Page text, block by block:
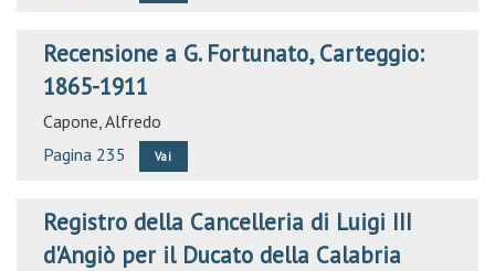
Recensione a G. Fortunato, Carteggio:
1865-1911
Capone, Alfredo
Pagina 235
Vai
Registro della Cancelleria di Luigi III
d'Angiò per il Ducato della Calabria